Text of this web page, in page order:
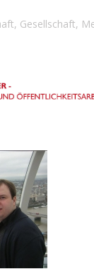
Gesellschaft,